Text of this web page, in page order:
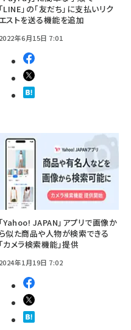
「LINE」の「友だち」に支払いリク
エストを送る機能を追加
2022年6月15日 7:01
「Yahoo! JAPAN」アプリで画像か
ら似た商品や人物が検索できる
「カメラ検索機能」提供
2024年1月19日 7:02